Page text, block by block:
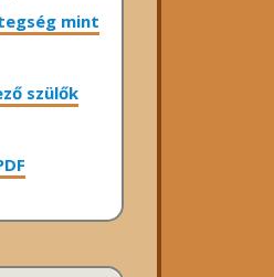
mint
szülők